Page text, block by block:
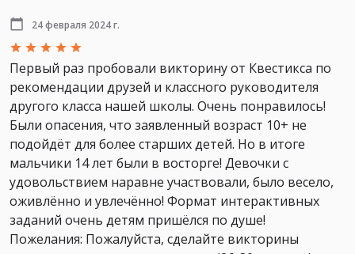
24 февраля 2024 г.
Первый раз пробовали викторину от Квестикса по
рекомендации друзей и классного руководителя
другого класса нашей школы. Очень понравилось!
Были опасения, что заявленный возраст 10+ не
подойдёт для более старших детей. Но в итоге
мальчики 14 лет были в восторге! Девочки с
удовольствием наравне участвовали, было весело,
оживлённо и увлечённо! Формат интерактивных
заданий очень детям пришёлся по душе!
Пожелания: Пожалуйста, сделайте викторины